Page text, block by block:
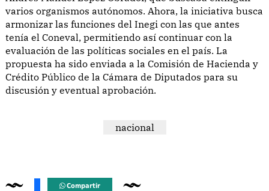
varios organismos autónomos. Ahora, la iniciativa busca
armonizar las funciones del Inegi con las que antes
tenía el Coneval, permitiendo así continuar con la
evaluación de las políticas sociales en el país. La
propuesta ha sido enviada a la Comisión de Hacienda y
Crédito Público de la Cámara de Diputados para su
discusión y eventual aprobación.
nacional
Compartir